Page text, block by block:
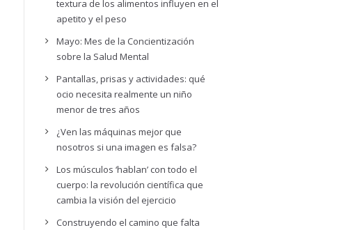
textura de los alimentos influyen en el
apetito y el peso
Mayo: Mes de la Concientización
sobre la Salud Mental
Pantallas, prisas y actividades: qué
ocio necesita realmente un niño
menor de tres años
¿Ven las máquinas mejor que
nosotros si una imagen es falsa?
Los músculos ‘hablan’ con todo el
cuerpo: la revolución científica que
cambia la visión del ejercicio
Construyendo el camino que falta